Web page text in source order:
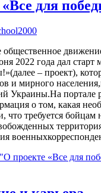
для
общественное
2022 года дал старт
– проект),
и мирного
Украины.На портале
о том, какая
требуется бойцам
"О проекте «Все для